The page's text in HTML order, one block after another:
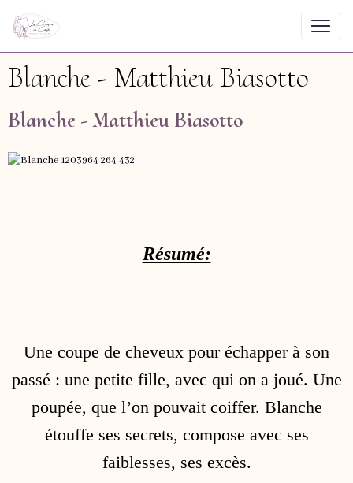
Blanche - Matthieu Biasotto
Blanche - Matthieu Biasotto
Résumé:
Une coupe de cheveux pour échapper à son
passé : une petite fille, avec qui on a joué. Une
poupée, que l’on pouvait coiffer. Blanche
étouffe ses secrets, compose avec ses
faiblesses, ses excès.